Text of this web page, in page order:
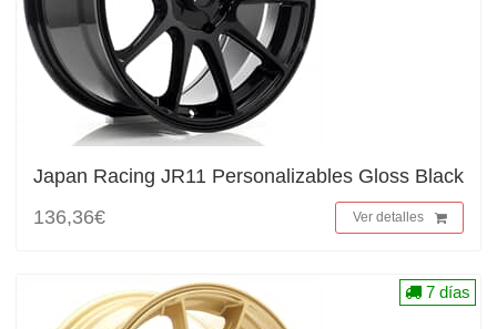
Japan Racing JR11 Personalizables Gloss Black
136,36€
Ver detalles
7 días